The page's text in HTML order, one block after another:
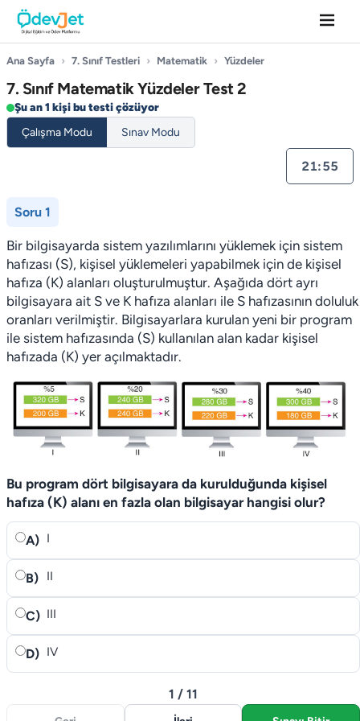
Ana Sayfa › 7. Sınıf Testleri › Matematik › Yüzdeler
7. Sınıf Matematik Yüzdeler Test 2
Şu an 1 kişi bu testi çözüyor
Çalışma Modu
Sınav Modu
21:55
Soru 1
Bir bilgisayarda sistem yazılımlarını yüklemek için sistem
hafızası (S), kişisel yüklemeleri yapabilmek için de kişisel
hafıza (K) alanları oluşturulmuştur. Aşağıda dört ayrı
bilgisayara ait S ve K hafıza alanları ile S hafızasının doluluk
oranları verilmiştir. Bilgisayarlara kurulan yeni bir program
ile sistem hafızasında (S) kullanılan alan kadar kişisel
hafızada (K) yer açılmaktadır.
Bu program dört bilgisayara da kurulduğunda kişisel
hafıza (K) alanı en fazla olan bilgisayar hangisi olur?
A) I
B) II
C) III
D) IV
1 / 11